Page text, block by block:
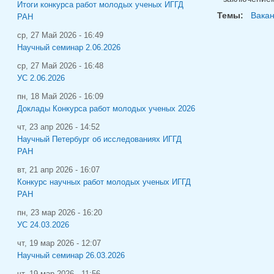
Темы:
Итоги конкурса работ молодых ученых ИГГД
РАН
ср, 27 Май 2026 - 16:49
Научный семинар 2.06.2026
ср, 27 Май 2026 - 16:48
УС 2.06.2026
пн, 18 Май 2026 - 16:09
Доклады Конкурса работ молодых ученых 2026
чт, 23 апр 2026 - 14:52
Научный Петербург об исследованиях ИГГД
РАН
вт, 21 апр 2026 - 16:07
Конкурс научных работ молодых ученых ИГГД
РАН
пн, 23 мар 2026 - 16:20
УС 24.03.2026
чт, 19 мар 2026 - 12:07
Научный семинар 26.03.2026